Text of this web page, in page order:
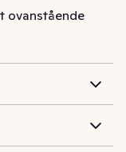
ovanstående